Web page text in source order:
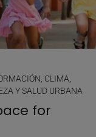
CLIMA,
Y SALUD URBANA
for